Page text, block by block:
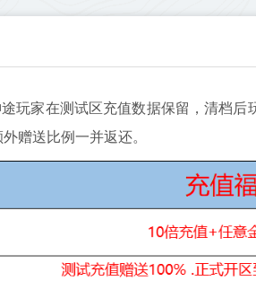
玩家在测试区充值数据保留，清档后
赠送比例一并返还。